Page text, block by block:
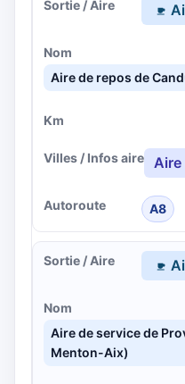
Aire de repos de
Aire
A8
Aire de service de
Menton-Aix)